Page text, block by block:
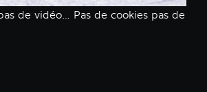
de vidéo… Pas de cookies pas de